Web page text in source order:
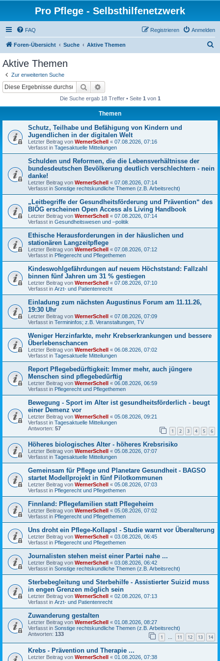
Pro Pflege - Selbsthilfenetzwerk
FAQ Anmelden
Registrieren
Foren-Übersicht Suche Aktive Themen
Aktive Themen
Zur erweiterten Suche
Suche
Die Suche ergab 18 Treffer • Seite 1 von 1
Themen
Schutz, Teilhabe und Befähigung von Kindern und
Jugendlichen in der digitalen Welt
Letzter Beitrag von WernerSchell « 07.08.2026, 07:16
Verfasst in Tagesaktuelle Mitteilungen
Schulden und Reformen, die die Lebensverhältnisse der
bundesdeutschen Bevölkerung deutlich verschlechtern - nein
danke!
Letzter Beitrag von WernerSchell « 07.08.2026, 07:14
Verfasst in Sonstige rechtskundliche Themen (z.B. Arbeitsrecht)
„Leitbegriffe der Gesundheitsförderung und Prävention“ des
BIÖG erscheinen Open Access als Living Handbook
Letzter Beitrag von WernerSchell « 07.08.2026, 07:14
Verfasst in Gesundheitswesen und –politik
Ethische Herausforderungen in der häuslichen und
stationären Langzeitpflege
Letzter Beitrag von WernerSchell « 07.08.2026, 07:12
Verfasst in Pflegerecht und Pflegethemen
Kindeswohlgefährdungen auf neuem Höchststand: Fallzahl
binnen fünf Jahren um 31 % gestiegen
Letzter Beitrag von WernerSchell « 07.08.2026, 07:10
Verfasst in Arzt- und Patientenrecht
Einladung zum nächsten Augustinus Forum am 11.11.26,
19:30 Uhr
Letzter Beitrag von WernerSchell « 07.08.2026, 07:09
Verfasst in Termininfos; z.B. Veranstaltungen, TV
Weniger Herzinfarkte, mehr Krebserkrankungen und bessere
Überlebenschancen
Letzter Beitrag von WernerSchell « 06.08.2026, 07:02
Verfasst in Tagesaktuelle Mitteilungen
Report Pflegebedürftigkeit: Immer mehr, auch jüngere
Menschen sind pflegebedürftig
Letzter Beitrag von WernerSchell « 06.08.2026, 06:59
Verfasst in Pflegerecht und Pflegethemen
Bewegung - Sport im Alter ist gesundheitsförderlich - beugt
einer Demenz vor
Letzter Beitrag von WernerSchell « 05.08.2026, 09:21
Verfasst in Tagesaktuelle Mitteilungen
Antworten: 57 1 2 3 4 5 6
Höheres biologisches Alter - höheres Krebsrisiko
Letzter Beitrag von WernerSchell « 05.08.2026, 07:07
Verfasst in Tagesaktuelle Mitteilungen
Gemeinsam für Pflege und Planetare Gesundheit - BAGSO
startet Modellprojekt in fünf Pilotkommunen
Letzter Beitrag von WernerSchell « 05.08.2026, 07:03
Verfasst in Pflegerecht und Pflegethemen
Finnland: Pflegefamilien statt Pflegeheim
Letzter Beitrag von WernerSchell « 05.08.2026, 07:02
Verfasst in Pflegerecht und Pflegethemen
Uns droht ein Pflege-Kollaps! - Studie warnt vor Überalterung
Letzter Beitrag von WernerSchell « 03.08.2026, 06:45
Verfasst in Pflegerecht und Pflegethemen
Journalisten stehen meist einer Partei nahe ...
Letzter Beitrag von WernerSchell « 03.08.2026, 06:42
Verfasst in Sonstige rechtskundliche Themen (z.B. Arbeitsrecht)
Sterbebegleitung und Sterbehilfe - Assistierter Suizid muss
in engen Grenzen möglich sein
Letzter Beitrag von WernerSchell « 02.08.2026, 07:13
Verfasst in Arzt- und Patientenrecht
Zuwanderung gestalten
Letzter Beitrag von WernerSchell « 01.08.2026, 08:27
Verfasst in Sonstige rechtskundliche Themen (z.B. Arbeitsrecht)
Antworten: 133 1 … 11 12 13 14
Krebs - Prävention und Therapie ...
Letzter Beitrag von WernerSchell « 01.08.2026, 07:38